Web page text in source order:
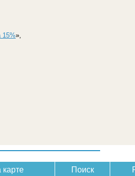
15%»,
карте Поиск